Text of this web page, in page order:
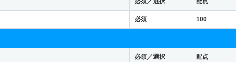
必須 100
必須／選択 配点